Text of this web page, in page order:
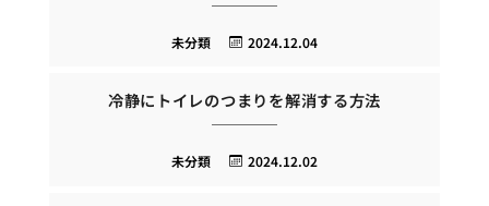
2024.12.04
未分類
冷静にトイレのつまりを解消する方法
2024.12.02
未分類